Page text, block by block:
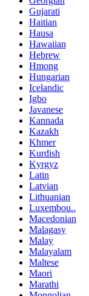
Gujarati
Haitian
Hausa
Hawaiian
Hebrew
Hmong
Hungarian
Icelandic
Igbo
Javanese
Kannada
Kazakh
Khmer
Kurdish
Kyrgyz
Latin
Latvian
Lithuanian
Luxembou..
Macedonian
Malagasy
Malay
Malayalam
Maltese
Maori
Marathi